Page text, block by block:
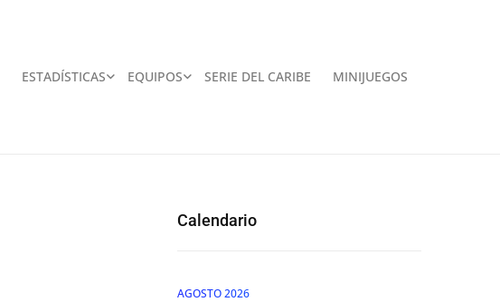
ESTADÍSTICAS EQUIPOS SERIE DEL CARIBE MINIJUEGOS
Calendario
AGOSTO 2026